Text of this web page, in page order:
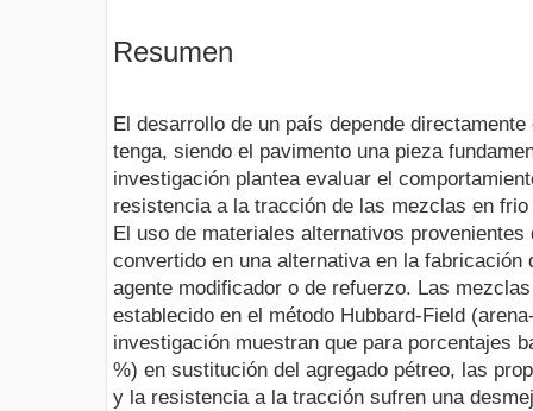
Resumen
El desarrollo de un país depende
tenga, siendo el pavimento una pieza
investigación plantea evaluar el
resistencia a la tracción de las mezclas en
El uso de materiales alternativos
convertido en una alternativa en la
agente modificador o de refuerzo. Las
establecido en el método Hubbard-Field
investigación muestran que para porcentajes
%) en sustitución del agregado pétreo, las
y la resistencia a la tracción sufren una